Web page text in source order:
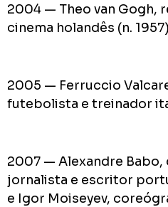
2004 — Theo van Gogh,
cinema holandês (n. 1957)
2005 — Ferruccio
futebolista e treinador
2007 — Alexandre Babo,
jornalista e escritor
e Igor Moiseyev,